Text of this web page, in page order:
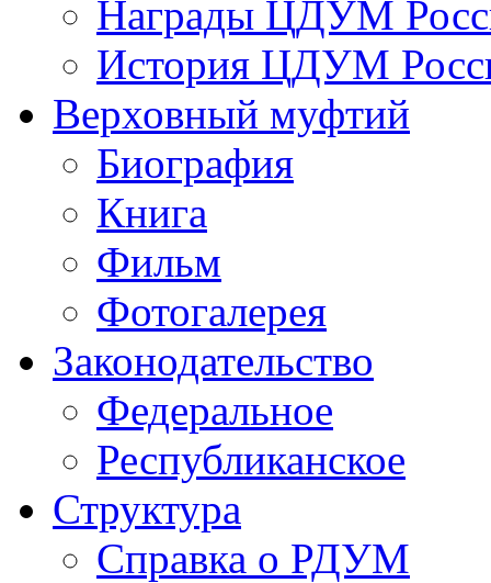
Награды ЦДУМ
История ЦДУМ
Верховный муфтий
Биография
Книга
Фильм
Фотогалерея
Законодательство
Федеральное
Республиканское
Структура
Справка о РДУМ